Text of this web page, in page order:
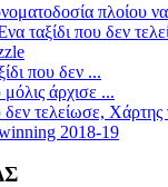
πλοίου
ταξίδι που δεν
που δεν ...
άρχισε ...
δεν τελείωσε, Χάρτης
2018-19